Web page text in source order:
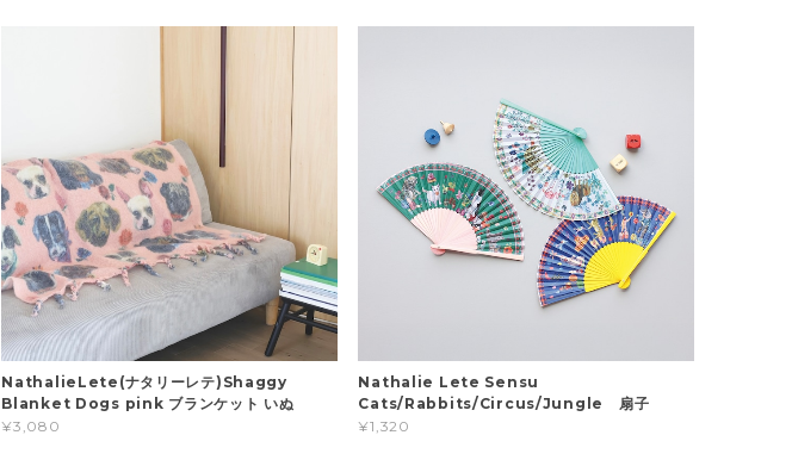
NathalieLete(ナタリーレテ)Shaggy
Blanket Dogs pink ブランケット いぬ
¥3,080
Nathalie Lete Sensu
Cats/Rabbits/Circus/Jungle 扇子
¥1,320